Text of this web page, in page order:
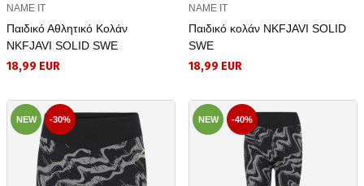
NAME IT
Παιδικό Αθλητικό Κολάν
NKFJAVI SOLID SWE
18,99 EUR
NAME IT
Παιδικό κολάν NKFJAVI SOLID
SWE
18,99 EUR
NEW -30% NEW -40%